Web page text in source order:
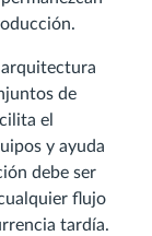
de
el
y ayuda
debe ser
flujo
tardía.